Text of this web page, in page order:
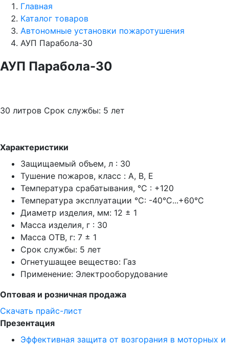
Главная
Каталог товаров
Автономные установки пожаротушения
АУП Парабола-30
АУП Парабола-30
30 литров Срок службы: 5 лет
Характеристики
Защищаемый объем, л : 30
Тушение пожаров, класс : A, B, E
Температура срабатывания, °C : +120
Температура эксплуатации °C: -40°C...+60°C
Диаметр изделия, мм: 12 ± 1
Масса изделия, г : 30
Масса ОТВ, г: 7 ± 1
Срок службы: 5 лет
Огнетушащее вещество: Газ
Применение: Электрооборудование
Оптовая и розничная продажа
Скачать прайс-лист
Презентация
Эффективная защита от возгорания в моторных и